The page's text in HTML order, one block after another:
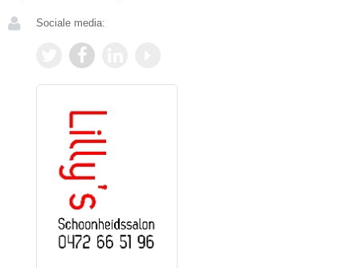
Sociale media: